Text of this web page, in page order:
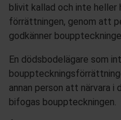
blivit kallad och inte heller
förrättningen, genom att
godkänner
En dödsbodelägare som
annan person att närvara
bifogas bouppteckningen.